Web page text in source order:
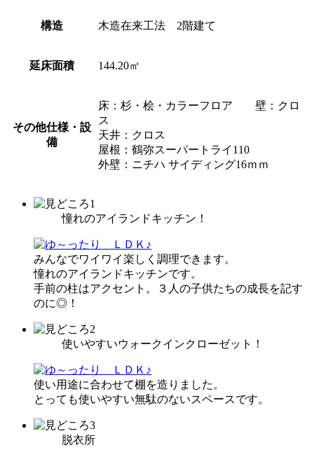
構造 木造在来工法 2階建て
延床面積 144.20㎡
その他仕様・設
備
床：杉・桧・カラーフロア 壁：クロ
ス
天井：クロス
屋根：鶴弥スーパートライ110
外壁：ニチハ サイディング16ｍｍ
憧れのアイランドキッチン！
みんなでワイワイ楽しく調理できます。
憧れのアイランドキッチンです。
手前の柱はアクセント。３人の子供たちの成長を記す
のに◎！
使いやすいウォークインクローゼット！
使い用途に合わせて棚を造りました。
とっても使いやすい無駄のないスペースです。
脱衣所